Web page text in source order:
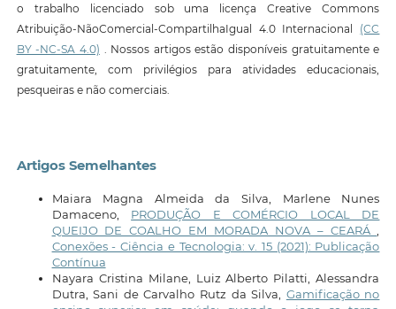
o trabalho licenciado sob uma licença Creative Commons
Atribuição-NãoComercial-CompartilhaIgual 4.0 Internacional (CC
BY -NC-SA 4.0) . Nossos artigos estão disponíveis gratuitamente e
gratuitamente, com privilégios para atividades educacionais,
pesqueiras e não comerciais.
Artigos Semelhantes
Maiara Magna Almeida da Silva, Marlene Nunes
Damaceno, PRODUÇÃO E COMÉRCIO LOCAL DE
QUEIJO DE COALHO EM MORADA NOVA – CEARÁ
Conexões - Ciência e Tecnologia: v. 15 (2021): Publicação
Contínua
Nayara Cristina Milane, Luiz Alberto Pilatti, Alessandra
Dutra, Sani de Carvalho Rutz da Silva, Gamificação no